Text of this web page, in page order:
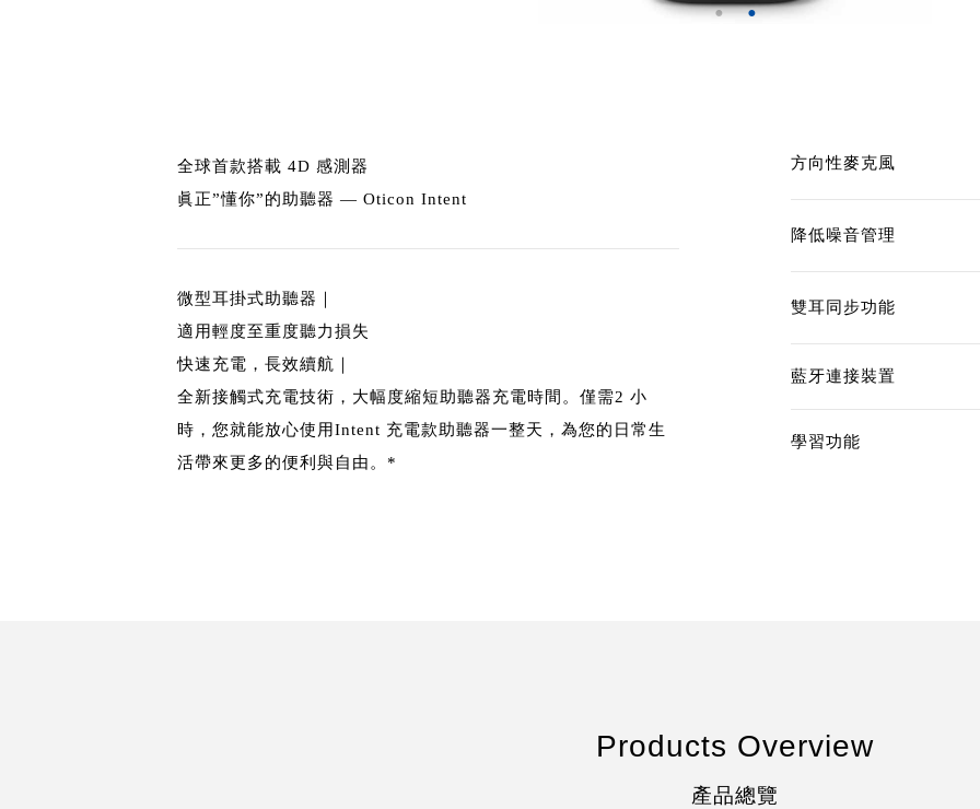
全球首款搭載 4D 感測器
眞正”懂你”的助聽器 — Oticon Intent
微型耳掛式助聽器｜
適用輕度至重度聽力損失
快速充電，長效續航｜
全新接觸式充電技術，大幅度縮短助聽器充電時間。僅需2 小
時，您就能放心使用Intent 充電款助聽器一整天，為您的日常生
活帶來更多的便利與自由。*
方向性麥克風
降低噪音管理
雙耳同步功能
藍牙連接裝置
學習功能
Products Overview
產品總覽